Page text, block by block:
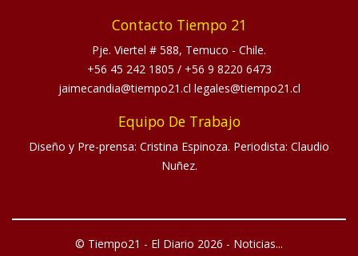
Contacto Tiempo 21
Pje. Viertel # 588, Temuco - Chile.
+56 45 242 1805 / +56 9 8220 6473
jaimecandia@tiempo21.cl legales@tiempo21.cl
Equipo De Trabajo
Diseño y Pre-prensa: Cristina Espinoza. Periodista: Claudio
Nuñez.
© Tiempo21 - El Diario 2026 - Noticias...